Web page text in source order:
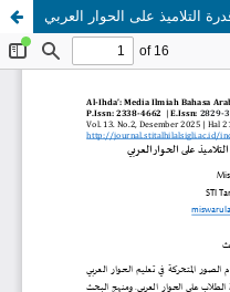
التلاميذ على الحوار العربي